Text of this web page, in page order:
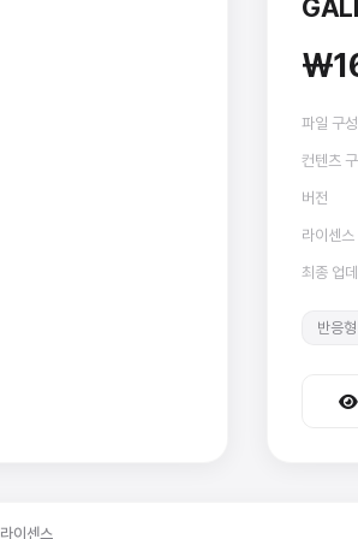
파일 구
컨텐츠
버전
라이센스
최종 업
반응형
라이센스